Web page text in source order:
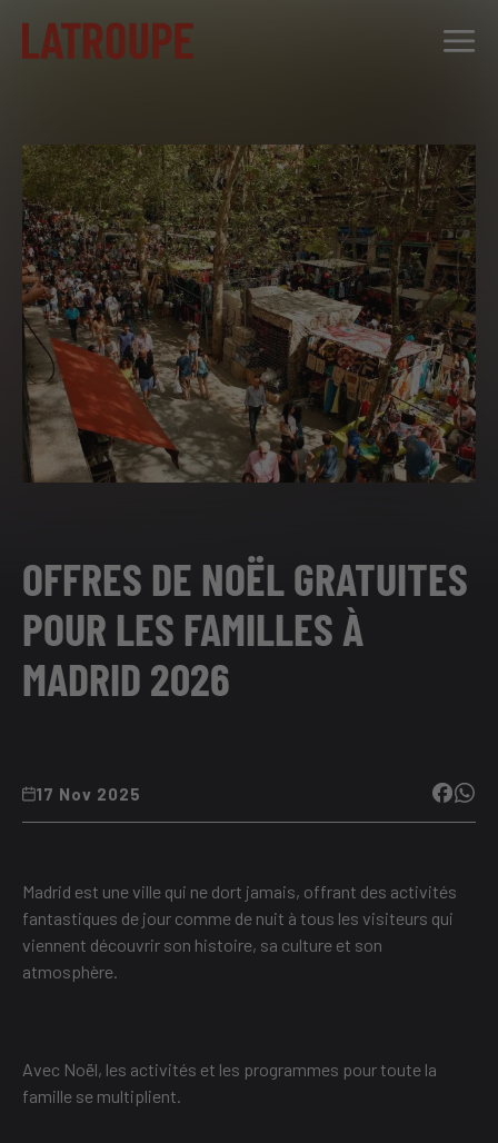
DESTINATIONS
OFFRES
CITY STORIES
ÉVÉNEMENTS
GROUPES
OFFRES DE NOËL GRATUITES
POUR LES FAMILLES À
MADRID 2026
17 Nov 2025
Madrid est une ville qui ne dort jamais, offrant des activités
fantastiques de jour comme de nuit à tous les visiteurs qui
viennent découvrir son histoire, sa culture et son
atmosphère.
Avec Noël, les activités et les programmes pour toute la
famille se multiplient.